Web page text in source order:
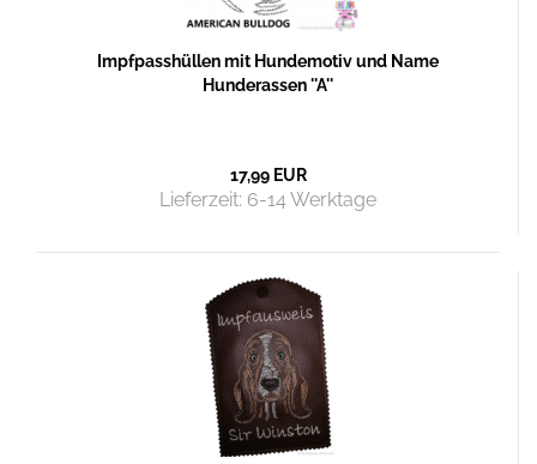
Impfpasshüllen mit Hundemotiv und Name
Hunderassen ''A''
17,99 EUR
Lieferzeit: 6-14 Werktage